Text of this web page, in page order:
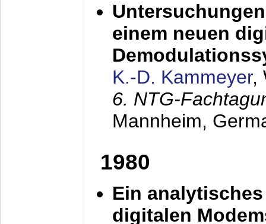
einem neuen
K.-D. Kammeyer,
6. NTG-
Mannheim,
1980
Ein
digitalen